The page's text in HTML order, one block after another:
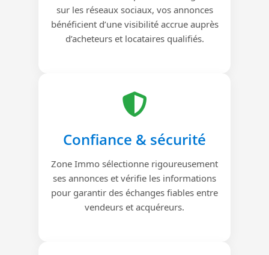
sur les réseaux sociaux, vos annonces
bénéficient d’une visibilité accrue auprès
d’acheteurs et locataires qualifiés.
Confiance & sécurité
Zone Immo sélectionne rigoureusement
ses annonces et vérifie les informations
pour garantir des échanges fiables entre
vendeurs et acquéreurs.